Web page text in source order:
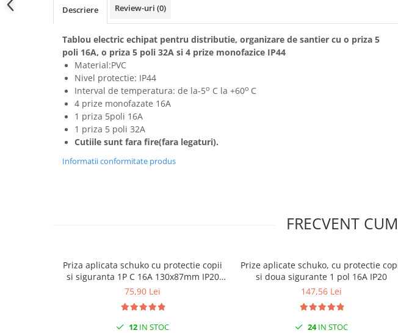
Doze din plastic
Doze aluminiu
Doze incastrate
Prize si fise trifazice
Trasee electrice
Canal cablu plastic PVC
Canal cablu metalic perforat
Canal cablu metalic din sarma
Tuburi rigide din plastic PVC
Sisteme de impamantare -
Descriere Review-uri (0)
Tablou electric echipat pentru distributie, organizare de santier cu o priza 5
poli 16A, o priza 5 poli 32A si 4 prize monofazice IP44
Material:PVC
Nivel protectie: IP44
Interval de temperatura: de la-5o C la +60o C
4 prize monofazate 16A
1 priza 5poli 16A
1 priza 5 poli 32A
Cutiile sunt fara fire(fara legaturi).
Informatii conformitate produs
FRECVENT
Priza aplicata schuko cu protectie copii
si siguranta 1P C 16A 130x87mm IP20
230V AC 50/60Hz
75,90 Lei
12 IN STOC
Prize aplicate schuko, cu protectie
si doua sigurante 1 pol 16A IP20
147,56 Lei
24IN STOC